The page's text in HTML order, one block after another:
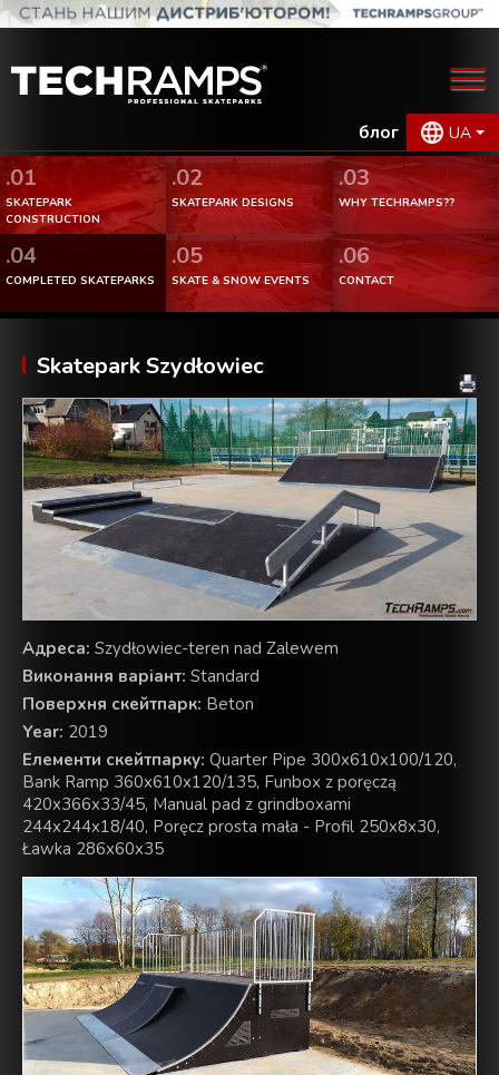
блог UA
.01
SKATEPARK
CONSTRUCTION
.02
SKATEPARK DESIGNS
.03
WHY TECHRAMPS??
.04
COMPLETED SKATEPARKS
.05
SKATE & SNOW EVENTS
.06
CONTACT
Skatepark Szydłowiec
Aдреса: Szydłowiec-teren nad Zalewem
Виконання варіант: Standard
Поверхня скейтпарк: Beton
Year: 2019
Елементи скейтпарку: Quarter Pipe 300x610x100/120,
Bank Ramp 360x610x120/135, Funbox z poręczą
420x366x33/45, Manual pad z grindboxami
244x244x18/40, Poręcz prosta mała - Profil 250x8x30,
Ławka 286x60x35